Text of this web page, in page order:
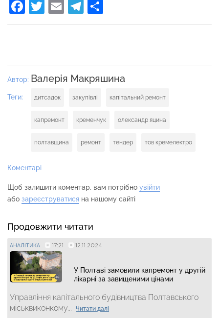
Facebook
Twitter
EmailTelegram
Автор: Валерія Макряшина
Теги: дитсадок закупівлі капітальний ремонт
капремонт кременчук олександр яцина
полтавщина ремонт тендер тов кремелектро
Коментарі
Щоб залишити коментар, вам потрібно увійти
або зареєструватися на нашому сайті
Продовжити читати
АНАЛІТИКА 17:21 12.11.2024
У Полтаві замовили капремонт у другій
лікарні за завищеними цінами
Управління капітального будівництва Полтавського
міськвиконкому...
Читати далі